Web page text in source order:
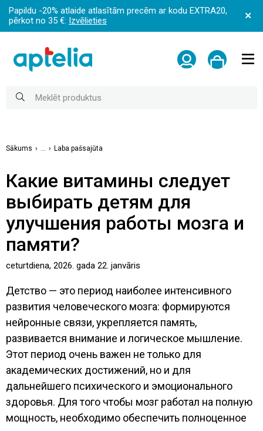
Papildu -20% atlaide atlasītām precēm ar kodu EXTRA20,
pērkot no 35 €: Izvēlieties
Sākums Laba pašsajūta
Какие витамины следует
выбирать детям для
улучшения работы мозга и
памяти?
ceturtdiena, 2026. gada 22. janvāris
Детство — это период наиболее интенсивного
развития человеческого мозга: формируются
нейронные связи, укрепляется память,
развивается внимание и логическое мышление.
Этот период очень важен не только для
академических достижений, но и для
дальнейшего психического и эмоционального
здоровья. Для того чтобы мозг работал на полную
мощность, необходимо обеспечить полноценное